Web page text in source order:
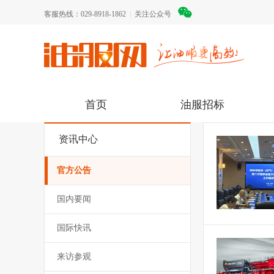
客服热线：029-8918-1862 关注公众号
首页 油服招标
资讯中心
官方公告
国内要闻
国际快讯
来访参观